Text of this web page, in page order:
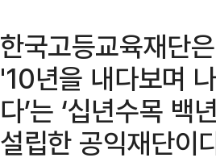
한국고등교육재단
'10년을 내다보며
다’는 ‘십년수목
설립한 공익재단이